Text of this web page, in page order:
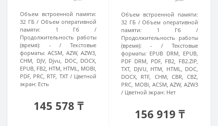
Объем встроенной памяти:
32 ГБ
Объем оперативной
памяти:
1 Гб
Продолжительность работы
(время):
-
Текстовые
форматы: ACSM, AZW, AZW3,
CHM, DJV, Djvu, DOC, DOCX,
EPUB, FB2, HTM, HTML, MOBI,
PDF, PRC, RTF, TXT
Цветной
экран: Есть
145 578 ₸
Объем встроенной памяти:
32 ГБ
Объем оперативной
памяти:
1 Гб
Продолжительность работы
(время):
-
Текстовые
форматы: EPUB DRM, EPUB,
PDF DRM, PDF, FB2, FB2.ZIP,
TXT, DJVU, HTM, HTML, DOC,
DOCX, RTF, CHM, CBR, CBZ,
PRC, MOBI, ACSM, AZW, AZW3
Цветной экран: Нет
156 919 ₸